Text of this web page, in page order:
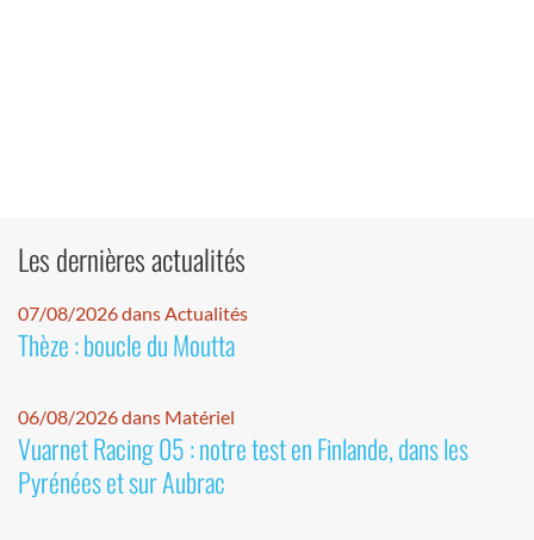
Les dernières actualités
07/08/2026 dans Actualités
Thèze : boucle du Moutta
06/08/2026 dans Matériel
Vuarnet Racing 05 : notre test en Finlande, dans les
Pyrénées et sur Aubrac